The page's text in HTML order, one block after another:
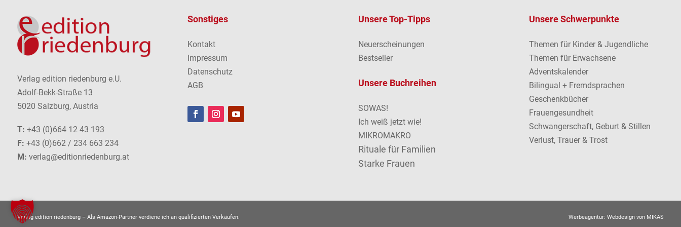
Verlag edition riedenburg e.U.
Adolf-Bekk-Straße 13
5020 Salzburg, Austria
T: +43 (0)664 12 43 193
F: +43 (0)662 / 234 663 234
M: verlag@editionriedenburg.at
Sonstiges
Kontakt
Impressum
Datenschutz
AGB
Unsere Top-Tipps
Neuerscheinungen
Bestseller
Unsere Buchreihen
SOWAS!
Ich weiß jetzt wie!
MIKROMAKRO
Rituale für Familien
Starke Frauen
Unsere Schwerpunkte
Themen für Kinder & Jugendliche
Themen für Erwachsene
Adventskalender
Bilingual + Fremdsprachen
Geschenkbücher
Frauengesundheit
Schwangerschaft, Geburt & Stillen
Verlust, Trauer & Trost
Verlag edition riedenburg – Als Amazon-Partner verdiene ich an qualifizierten Verkäufen. Werbeagentur:Webdesign von MIKAS